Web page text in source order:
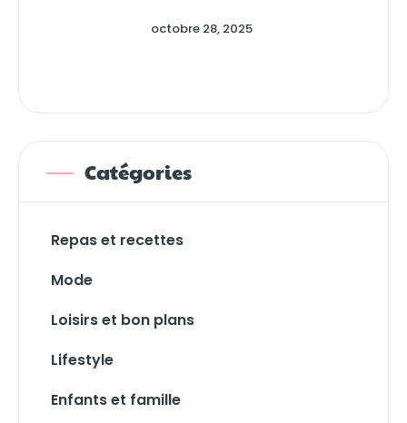
octobre 28, 2025
Catégories
Repas et recettes
Mode
Loisirs et bon plans
Lifestyle
Enfants et famille